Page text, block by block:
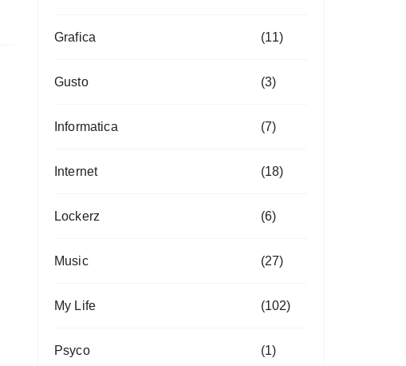
Grafica (11)
Gusto (3)
Informatica (7)
Internet (18)
Lockerz (6)
Music (27)
My Life (102)
Psyco (1)